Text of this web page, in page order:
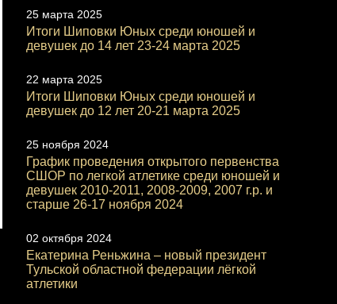
25 марта 2025
Итоги Шиповки Юных среди юношей и
девушек до 14 лет 23-24 марта 2025
22 марта 2025
Итоги Шиповки Юных среди юношей и
девушек до 12 лет 20-21 марта 2025
25 ноября 2024
График проведения открытого первенства
СШОР по легкой атлетике среди юношей и
девушек 2010-2011, 2008-2009, 2007 г.р. и
старше 26-17 ноября 2024
02 октября 2024
Екатерина Реньжина – новый президент
Тульской областной федерации лёгкой
атлетики